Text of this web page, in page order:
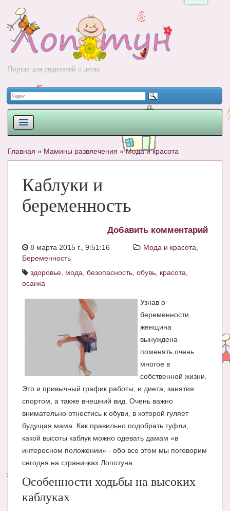
Портал для родителей о детях
НОВОРОЖДЕННЫЙ
РАЗВИТИЕ
ЧАТ
КНИГИ
Рекомендовано
СООБЩЕСТВА
БЕРЕМЕННОСТЬ
Календарь беременности
Энциклопедия
МАМИНА БИБЛИОТЕКА
Главная » Мамины развлечения »Мода и красота
Каблуки и
беременность
Добавить комментарий
8 марта 2015 г., 9:51:16 Мода и красота
Беременность
здоровье мода безопасность обувь красота
осанка
Узнав о
беременности,
женщина
вынуждена
поменять очень
многое в
собственной жизни.
Это и привычный график работы, и диета, занятия
спортом, а также внешний вид. Очень важно
внимательно отнестись к обуви, в которой гуляет
будущая мама. Как правильно подобрать туфли,
какой высоты каблук можно одевать дамам «в
интересном положении» - обо все этом мы поговорим
сегодня на страничках Лопотуна.
Особенности ходьбы на высоких
каблуках